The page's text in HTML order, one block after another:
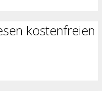
kostenfreien